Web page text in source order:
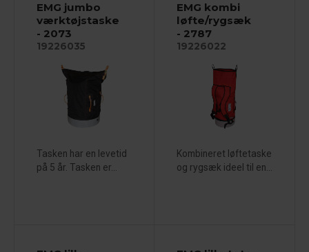
EMG jumbo
værktøjstaske
- 2073
19226035
Tasken har en levetid
på 5 år. Tasken er...
EMG kombi
løfte/rygsæk
- 2787
19226022
Kombineret løftetaske
og rygsæk ideel til en...